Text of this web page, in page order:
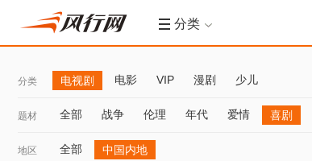
分类
分类 电视剧 电影 VIP 漫剧 少儿
题材 全部 战争 伦理 年代 爱情 喜剧
地区 全部 中国内地